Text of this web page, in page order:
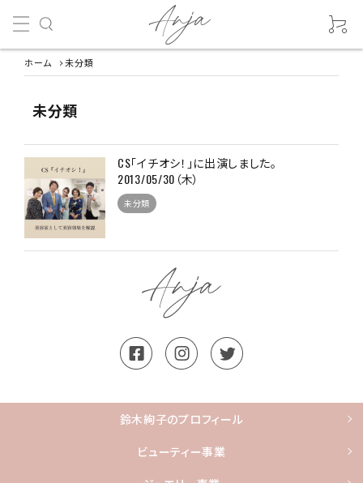
ホーム 未分類
未分類
CS「イチオシ！」に出演しました。
2013/05/30（木）
未分類
鈴木絢子のプロフィール
ビューティー事業